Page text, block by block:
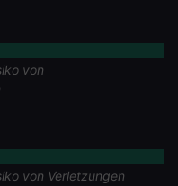
von
von Verletzungen